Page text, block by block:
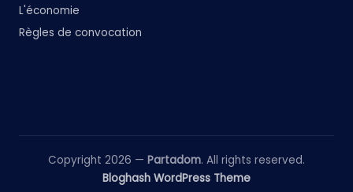
L'économie
Règles de convocation
Copyright 2026 — Partadom. All rights reserved.
Bloghash WordPress Theme